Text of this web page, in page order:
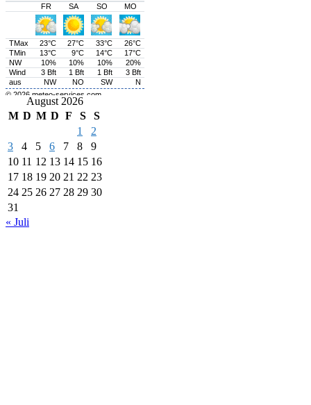
August 2026
M D M D F S
S
1
2
3
4 5 6 7 8
9
10 11 12 13 14 15 16
17 18 19 20 21 22 23
24 25 26 27 28 29 30
31
« Juli